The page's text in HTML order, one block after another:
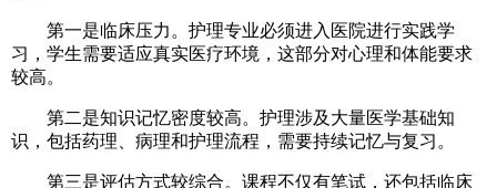
第一是临床压力。护理专业必须进入医院进行实践学
习，学生需要适应真实医疗环境，这部分对心理和体能要求
较高。
第二是知识记忆密度较高。护理涉及大量医学基础知
识，包括药理、病理和护理流程，需要持续记忆与复习。
第三是评估方式较综合。课程不仅有笔试，还包括临床